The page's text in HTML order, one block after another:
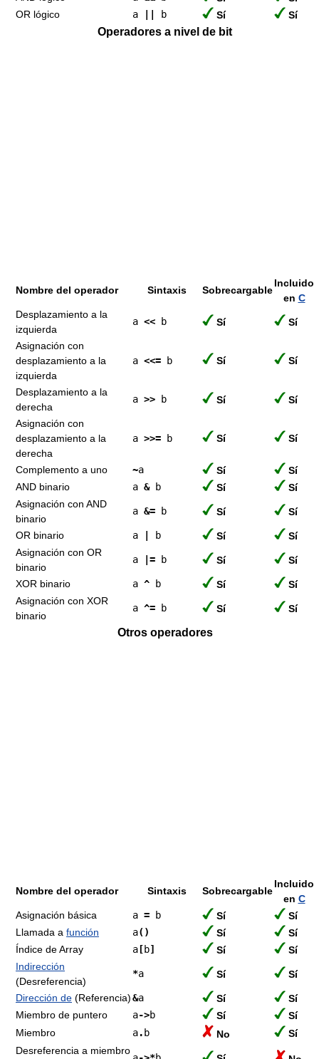
OR lógico
a b Sí Sí
Operadores a nivel de bit
Nombre del operador Sintaxis Sobrecargable
Incluido
en C
Desplazamiento a la
izquierda
a << b Sí Sí
Asignación con
desplazamiento a la
izquierda
a <<= b Sí Sí
Desplazamiento a la
derecha
a >> b Sí Sí
Asignación con
desplazamiento a la
derecha
a >>= b Sí Sí
Complemento a uno ~a Sí
Sí
AND binario
a &b Sí
Sí
Asignación con AND
binario
a &= b Sí Sí
OR binario a b Sí
Sí
Asignación con OR
binario
a |= b Sí Sí
XOR binario a ^ b Sí
Sí
Asignación con XOR
binario
a ^= b Sí Sí
Otros operadores
Nombre del operador Sintaxis Sobrecargable
Incluido
en C
Asignación básica
a = b Sí
Sí
Llamada a función a() Sí
Sí
Índice de Array
a [b] Sí
Sí
Indirección
(Desreferencia)
*a Sí Sí
Dirección de (Referencia)&a Sí
Sí
Miembro de puntero
a->b Sí
Sí
Miembro
a. b No
Sí
Desreferencia a miembro